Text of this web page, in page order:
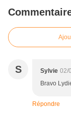
S Sylvie 02/
Bravo
Répondre